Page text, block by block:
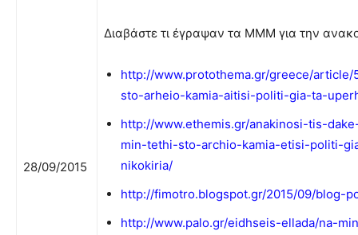
28/09/2015
Διαβάστε τι έγραψαν τα ΜΜΜ για την
http://www.protothema.gr/greece/
sto-arheio-kamia-aitisi-politi-gia-ta-
http://www.ethemis.gr/anakinosi-tis-
min-tethi-sto-archio-kamia-etisi-politi-
nikokiria/
http://fimotro.blogspot.gr/2015/09/blog-
http://www.palo.gr/eidhseis-ellada/na-